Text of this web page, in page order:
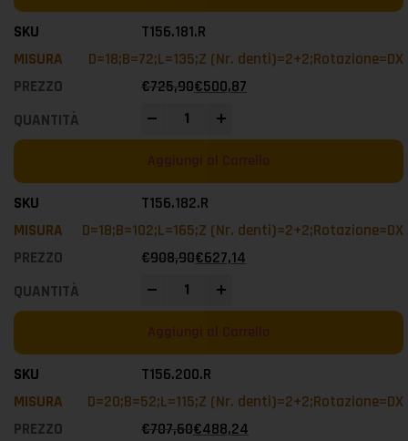
T156.181.R
D=18;B=72;L=135;Z (Nr. denti)=2+2;Rotazione=DX
€725,90€500,87
Aggiungi al Carrello
T156.182.R
D=18;B=102;L=165;Z (Nr. denti)=2+2;Rotazione=DX
€908,90€627,14
Aggiungi al Carrello
T156.200.R
D=20;B=52;L=115;Z (Nr. denti)=2+2;Rotazione=DX
€707,60€488,24